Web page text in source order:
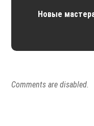
Новые
Comments are disabled.